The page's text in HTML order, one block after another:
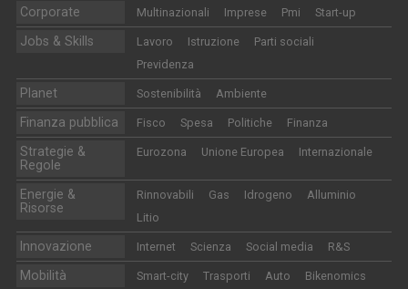
Corporate Multinazionali Imprese Pmi Start-up
Jobs & Skills Lavoro Istruzione
Parti sociali
Previdenza
Planet Sostenibilità Ambiente
Finanza pubblica Fisco Spesa Politiche Finanza
Strategie &
Regole
Eurozona Unione Europea Internazionale
Energie &
Risorse
Rinnovabili Gas Idrogeno
Alluminio
Litio
Innovazione Internet Scienza Social media R&S
Mobilità Smart-city Trasporti Auto Bikenomics